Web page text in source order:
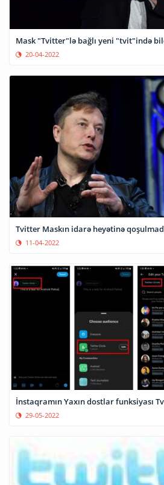
Mask "Tvitter"lə bağlı yeni "tvit"ində
20-04-2022
Tvitter Maskın idarə heyətinə
11-04-2022
İnstaqramın Yaxın dostlar funksiyası
29-05-2022